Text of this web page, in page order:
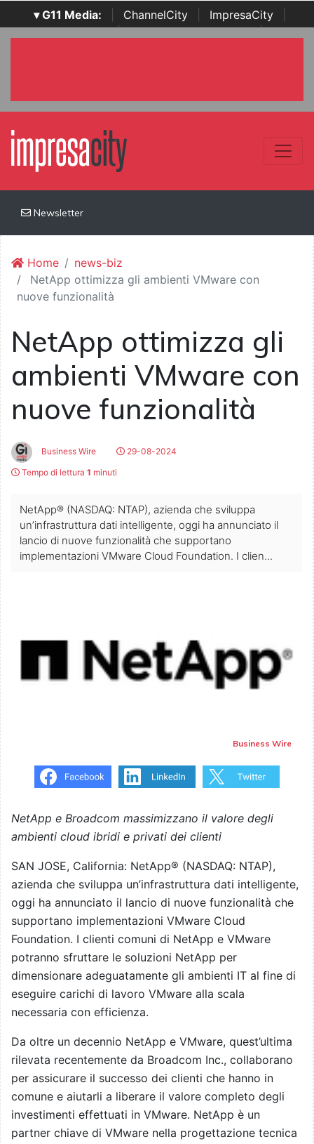
▾ G11 Media: ChannelCity ImpresaCity
SecurityOpenLab | Italian Channel Awards | Italian
Newsletter
Home
news-biz
NetApp ottimizza gli ambienti VMware con
nuove funzionalità
NetApp ottimizza gli
ambienti VMware con
nuove funzionalità
Business Wire
29-08-2024
Tempo di lettura 1 minuti
NetApp® (NASDAQ: NTAP), azienda che sviluppa
un’infrastruttura dati intelligente, oggi ha annunciato il
lancio di nuove funzionalità che supportano
implementazioni VMware Cloud Foundation. I clien...
Business Wire
NetApp e Broadcom massimizzano il valore degli
ambienti cloud ibridi e privati dei clienti
SAN JOSE, California: NetApp® (NASDAQ: NTAP),
azienda che sviluppa un’infrastruttura dati intelligente,
oggi ha annunciato il lancio di nuove funzionalità che
supportano implementazioni VMware Cloud
Foundation. I clienti comuni di NetApp e VMware
potranno sfruttare le soluzioni NetApp per
dimensionare adeguatamente gli ambienti IT al fine di
eseguire carichi di lavoro VMware alla scala
necessaria con efficienza.
Da oltre un decennio NetApp e VMware, quest’ultima
rilevata recentemente da Broadcom Inc., collaborano
per assicurare il successo dei clienti che hanno in
comune e aiutarli a liberare il valore completo degli
investimenti effettuati in VMware. NetApp è un
partner chiave di VMware nella progettazione tecnica